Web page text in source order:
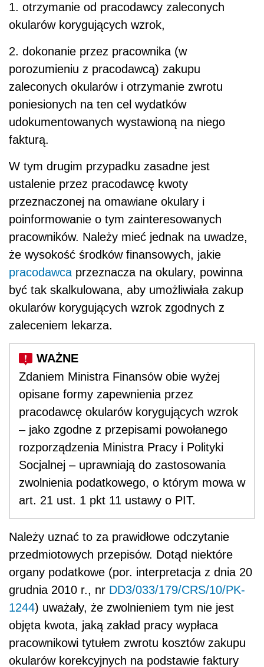
1. otrzymanie od pracodawcy zaleconych
okularów korygujących wzrok,
2. dokonanie przez pracownika (w
porozumieniu z pracodawcą) zakupu
zaleconych okularów i otrzymanie zwrotu
poniesionych na ten cel wydatków
udokumentowanych wystawioną na niego
fakturą.
W tym drugim przypadku zasadne jest
ustalenie przez pracodawcę kwoty
przeznaczonej na omawiane okulary i
poinformowanie o tym zainteresowanych
pracowników. Należy mieć jednak na uwadze,
że wysokość środków finansowych, jakie
pracodawca przeznacza na okulary, powinna
być tak skalkulowana, aby umożliwiała zakup
okularów korygujących wzrok zgodnych z
zaleceniem lekarza.
Zdaniem Ministra Finansów obie wyżej
opisane formy zapewnienia przez
pracodawcę okularów korygujących wzrok
– jako zgodne z przepisami powołanego
rozporządzenia Ministra Pracy i Polityki
Socjalnej – uprawniają do zastosowania
zwolnienia podatkowego, o którym mowa w
art. 21 ust. 1 pkt 11 ustawy o PIT.
Należy uznać to za prawidłowe odczytanie
przedmiotowych przepisów. Dotąd niektóre
organy podatkowe (por. interpretacja z dnia 20
grudnia 2010 r., nr DD3/033/179/CRS/10/PK-
1244) uważały, że zwolnieniem tym nie jest
objęta kwota, jaką zakład pracy wypłaca
pracownikowi tytułem zwrotu kosztów zakupu
okularów korekcyjnych na podstawie faktury